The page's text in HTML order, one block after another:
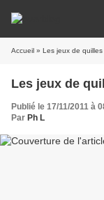
Accueil » Les jeux de quilles
Les jeux de
Publié le 17/11/2011 à
Par Ph L